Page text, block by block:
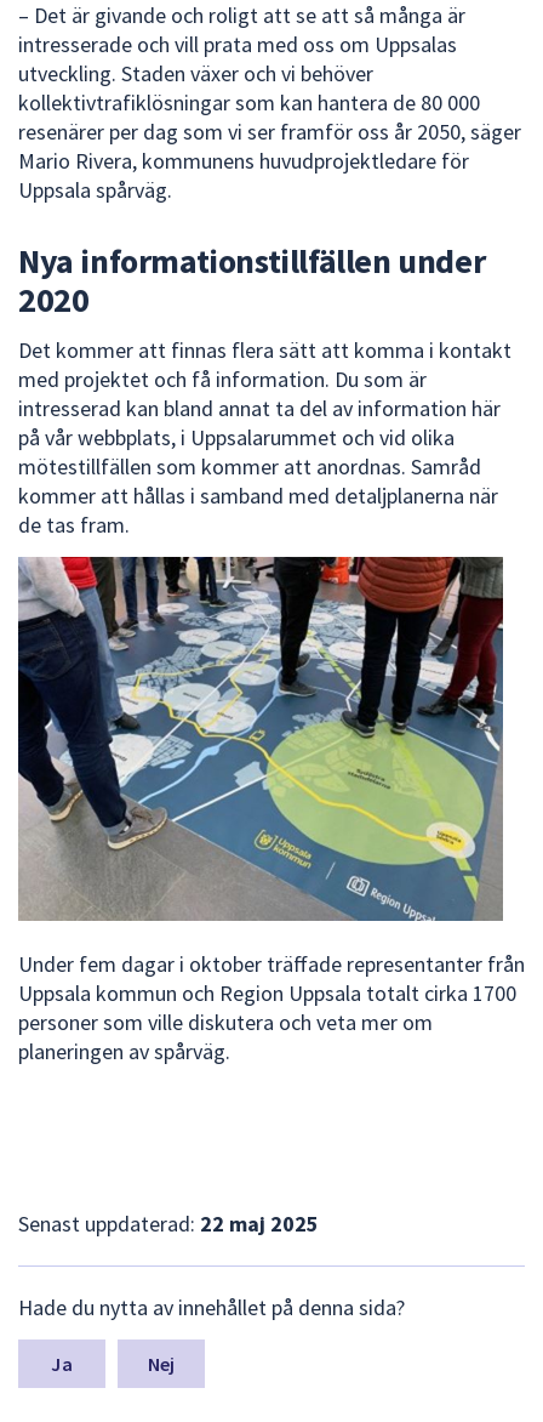
– Det är givande och roligt att se att så många är
intresserade och vill prata med oss om Uppsalas
utveckling. Staden växer och vi behöver
kollektivtrafiklösningar som kan hantera de 80 000
resenärer per dag som vi ser framför oss år 2050, säger
Mario Rivera, kommunens huvudprojektledare för
Uppsala spårväg.
Nya informationstillfällen under
2020
Det kommer att finnas flera sätt att komma i kontakt
med projektet och få information. Du som är
intresserad kan bland annat ta del av information här
på vår webbplats, i Uppsalarummet och vid olika
mötestillfällen som kommer att anordnas. Samråd
kommer att hållas i samband med detaljplanerna när
de tas fram.
Under fem dagar i oktober träffade representanter från
Uppsala kommun och Region Uppsala totalt cirka 1700
personer som ville diskutera och veta mer om
planeringen av spårväg.
Senast uppdaterad: 22 maj 2025
ä
m
a
Hade du nytta av innehållet på denna sida?
Nej